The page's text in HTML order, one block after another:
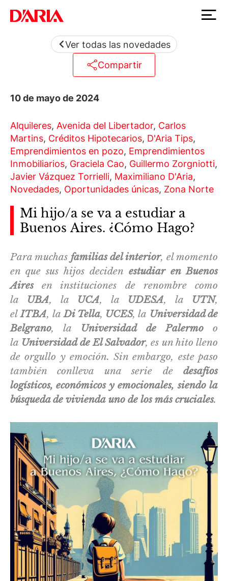
Ver todas las novedades
Compartir
10 de mayo de 2024
Alquileres, Avenida del Libertador, Carlos
Martins, Créditos Hipotecarios, D'Aria Tips,
Emprendimientos en pozo, Emprendimientos
Inmobiliarios, Graciela Cao, Guillermo Zorgniotti,
Javier Vázquez Torrielli, Maximiliano D'Aria,
Novedades, Oportunidades únicas, Zona Norte
Mi hijo/a se va a estudiar a
Buenos Aires. ¿Cómo Hago?
Para muchas familias del interior, el momento
en que sus hijos deciden estudiar en Buenos
Airesen instituciones de renombre como
la UBA, la UCA, la UDESA, la UTN,
elITBA, laDi Tella, UCES, la Universidad de
Belgrano, la Universidad de Palermoo
la Universidad de El Salvador, es un hito lleno
de orgullo y emoción. Sin embargo, este paso
también conlleva una serie de desafíos
logísticos, económicos y emocionales, siendo la
búsqueda de vivienda uno de los más cruciales.